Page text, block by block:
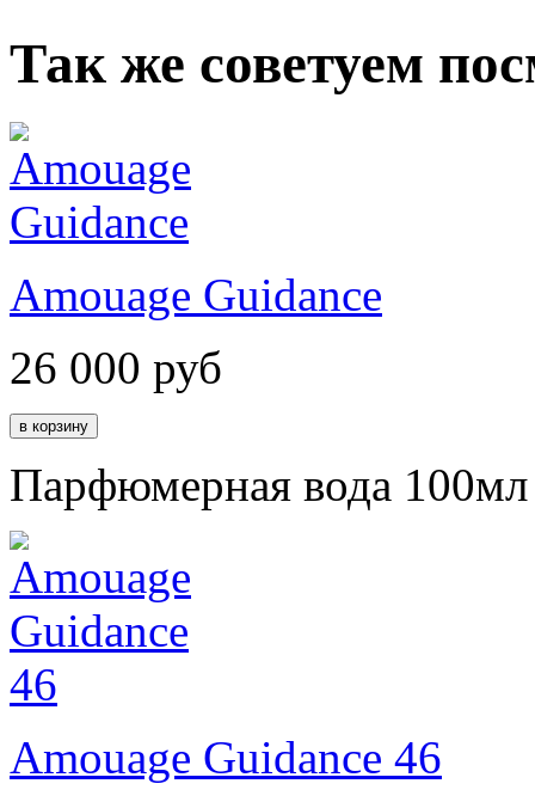
Так же советуем
Amouage Guidance
26 000 руб
Парфюмерная вода 100мл
Amouage Guidance 46